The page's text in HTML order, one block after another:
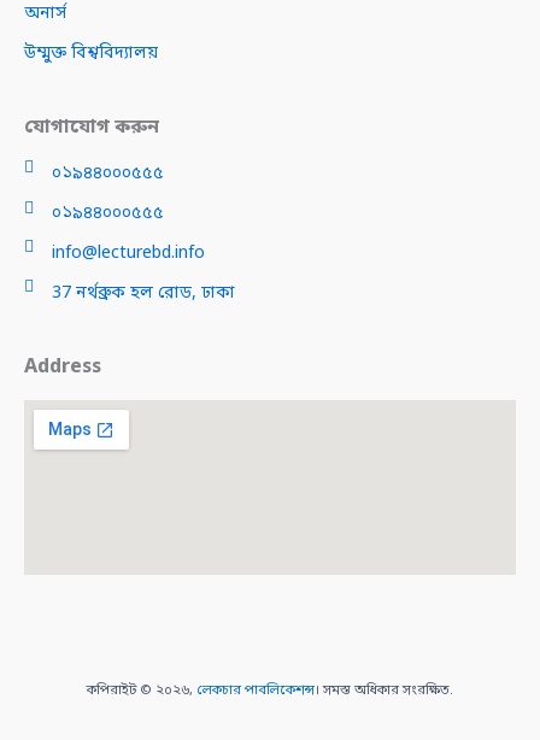
অনার্স
উম্মুক্ত বিশ্ববিদ্যালয়
যোগাযোগ করুন
০১৯৪৪০০০৫৫৫
০১৯৪৪০০০৫৫৫
info@lecturebd.info
37 নর্থব্রুক হল রোড, ঢাকা
Address
কপিরাইট © ২০২৬, লেকচার পাবলিকেশন্স। সমস্ত অধিকার সংরক্ষিত.